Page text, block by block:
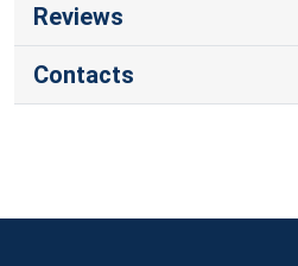
Reviews
Contacts